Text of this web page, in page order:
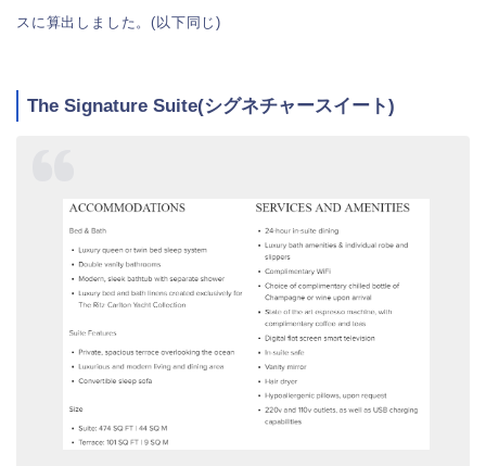
スに算出しました。(以下同じ)
The Signature Suite(シグネチャースイート)